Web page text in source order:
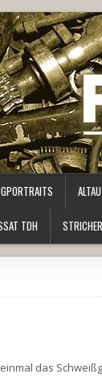
TDH
einmal das